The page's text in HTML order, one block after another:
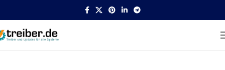
Startseite HP Netzwerk